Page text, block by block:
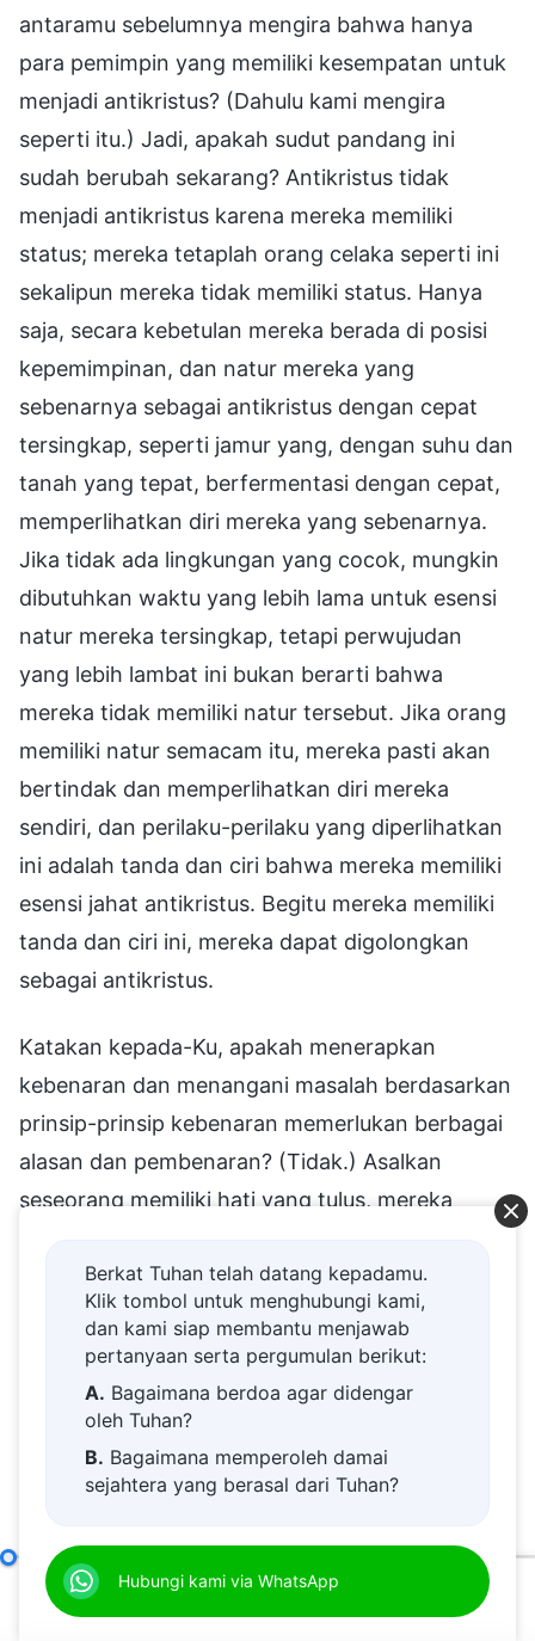
antaramu sebelumnya mengira bahwa hanya
para pemimpin yang memiliki kesempatan untuk
menjadi antikristus? (Dahulu kami mengira
seperti itu.) Jadi, apakah sudut pandang ini
sudah berubah sekarang? Antikristus tidak
menjadi antikristus karena mereka memiliki
status; mereka tetaplah orang celaka seperti ini
sekalipun mereka tidak memiliki status. Hanya
saja, secara kebetulan mereka berada di posisi
kepemimpinan, dan natur mereka yang
sebenarnya sebagai antikristus dengan cepat
tersingkap, seperti jamur yang, dengan suhu dan
tanah yang tepat, berfermentasi dengan cepat,
memperlihatkan diri mereka yang sebenarnya.
Jika tidak ada lingkungan yang cocok, mungkin
dibutuhkan waktu yang lebih lama untuk esensi
natur mereka tersingkap, tetapi perwujudan
yang lebih lambat ini bukan berarti bahwa
mereka tidak memiliki natur tersebut. Jika orang
memiliki natur semacam itu, mereka pasti akan
bertindak dan memperlihatkan diri mereka
sendiri, dan perilaku-perilaku yang diperlihatkan
ini adalah tanda dan ciri bahwa mereka memiliki
esensi jahat antikristus. Begitu mereka memiliki
tanda dan ciri ini, mereka dapat digolongkan
sebagai antikristus.
Katakan kepada-Ku, apakah menerapkan
kebenaran dan menangani masalah berdasarkan
prinsip-prinsip kebenaran memerlukan berbagai
alasan dan pembenaran? (Tidak.) Asalkan
seseorang memiliki hati yang tulus, mereka
yang tidak menerapkan kebenaran akan
memunculkan berbagai alasan? Sebagai contoh,
ketika mereka melakukan sesuatu yang salah,
melanggar prinsip, dan seseorang mengoreksi
mereka, dapatkah mereka mendengarkan?
Mereka tidak mendengarkan. Apakah
masalahnya selesai jika dia tidak mendengarkan?
Bagaimana mereka bisa dikatakan jahat?
(Mereka mencari alasan untuk membujukmu,
membuatmu berpikir bahwa mereka benar.)
Berkat Tuhan telah datang kepadamu.
Klik tombol untuk menghubungi kami,
dan kami siap membantu menjawab
pertanyaan serta pergumulan berikut:
A. Bagaimana berdoa agar didengar
oleh Tuhan?
B. Bagaimana memperoleh damai
sejahtera yang berasal dari Tuhan?
D.
dekat kepada Tuhan.
E.Bagaimana menyambut kedatangan
Hubungi kami via WhatsApp